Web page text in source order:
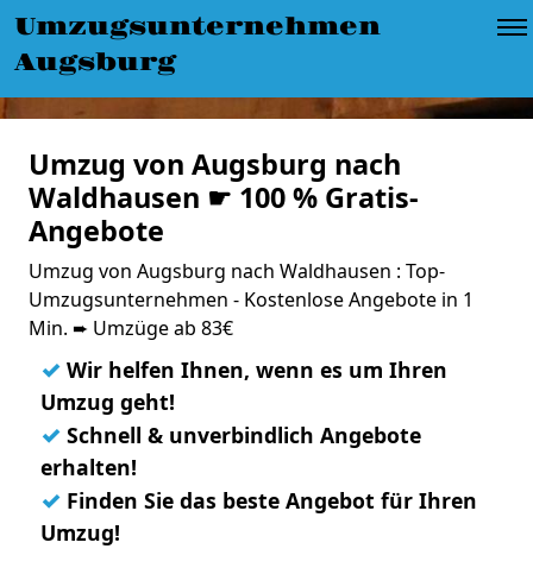
Umzugsunternehmen
Augsburg
Umzug von Augsburg nach
Waldhausen ☛ 100 % Gratis-
Angebote
Umzug von Augsburg nach Waldhausen : Top-
Umzugsunternehmen - Kostenlose Angebote in 1
Min. ➨ Umzüge ab 83€
✓ Wir helfen Ihnen, wenn es um Ihren
Umzug geht!
✓ Schnell & unverbindlich Angebote
erhalten!
✓ Finden Sie das beste Angebot für Ihren
Umzug!